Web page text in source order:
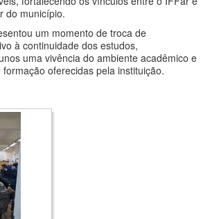
do município.
um momento de troca de
à continuidade dos estudos,
uma vivência do ambiente acadêmico e
oferecidas pela instituição.